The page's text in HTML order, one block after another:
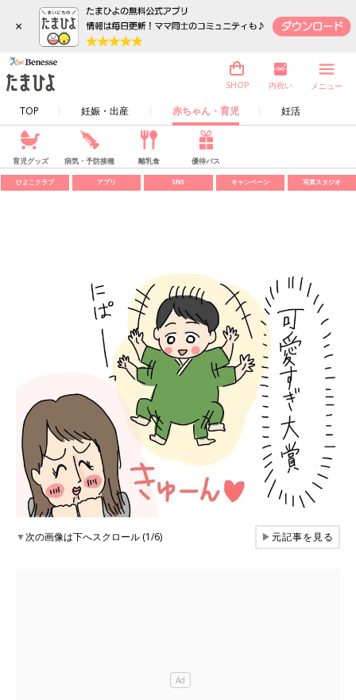
×
TOP 妊娠・出産 赤ちゃん・育児 妊活
SHOP 内祝い メニュー
育児グッズ 病気・予防接種 離乳食 優待パス
ひよこクラブ アプリ SNS キャンペーン 写真スタジオ
▼次の画像は下へスクロール (1/6) ▶元記事を見る